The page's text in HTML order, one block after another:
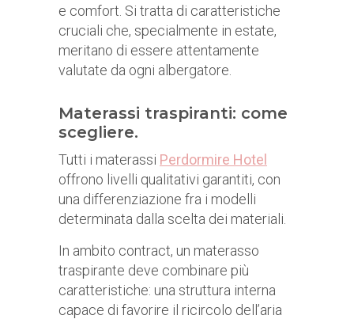
e comfort. Si tratta di caratteristiche
cruciali che, specialmente in estate,
meritano di essere attentamente
valutate da ogni albergatore.
Materassi traspiranti: come
scegliere.
Tutti i materassi Perdormire Hotel
offrono livelli qualitativi garantiti, con
una differenziazione fra i modelli
determinata dalla scelta dei materiali.
In ambito contract, un materasso
traspirante deve combinare più
caratteristiche: una struttura interna
capace di favorire il ricircolo dell’aria